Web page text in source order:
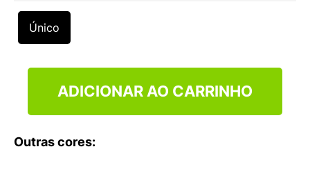
Único
ADICIONAR AO CARRINHO
Outras cores:
10º VEJA COUNTRY